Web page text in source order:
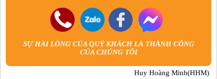
SỰ HÀI LÒNG CỦA QUÝ KHÁCH LÀ THÀNH CÔNG
CỦA CHÚNG TÔI
Huy Hoàng Minh(HHM)